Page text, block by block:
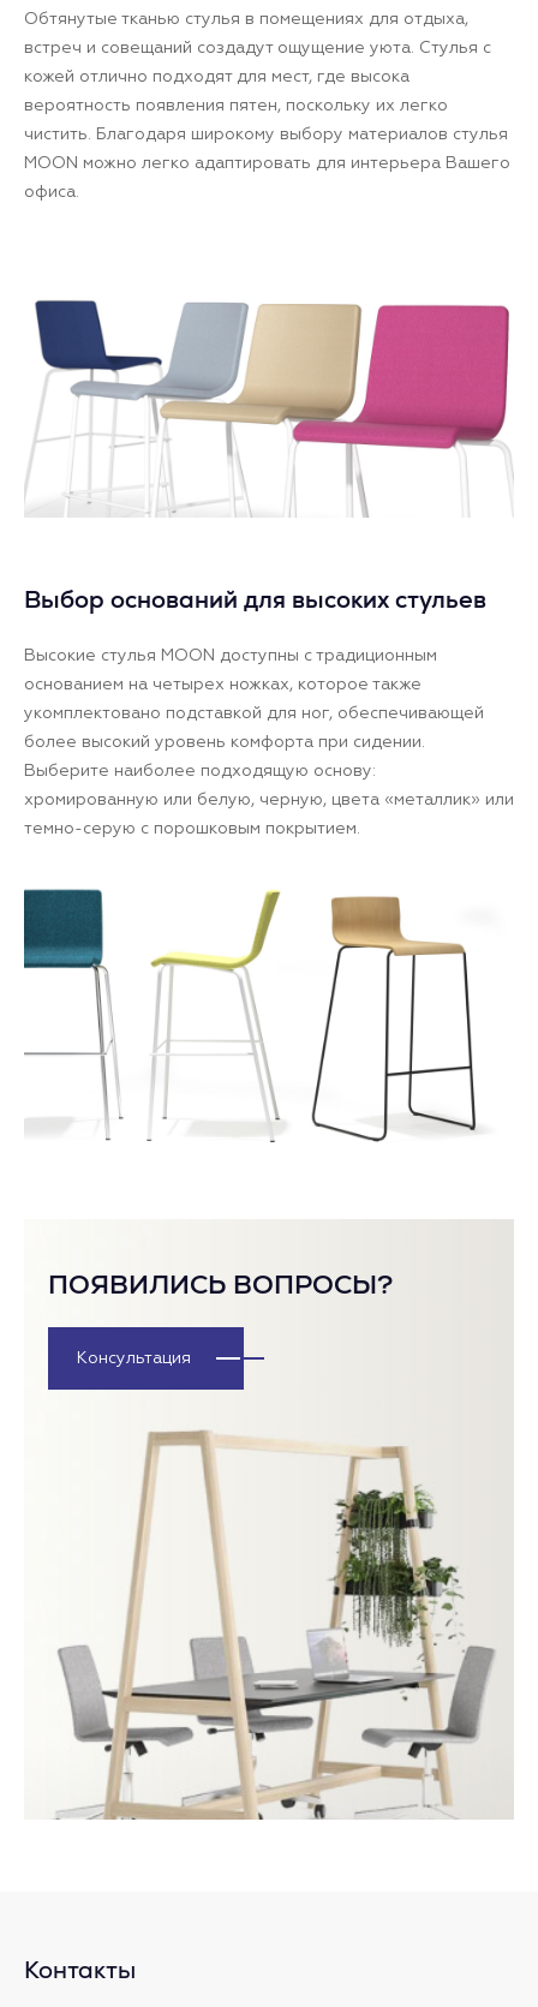
Обтянутые тканью стулья в помещениях для отдыха,
встреч и совещаний создадут ощущение уюта. Стулья с
кожей отлично подходят для мест, где высока
вероятность появления пятен, поскольку их легко
чистить. Благодаря широкому выбору материалов стулья
MOON можно легко адаптировать для интерьера Вашего
офиса.
Выбор оснований для высоких стульев
Высокие стулья MOON доступны с традиционным
основанием на четырех ножках, которое также
укомплектовано подставкой для ног, обеспечивающей
более высокий уровень комфорта при сидении.
Выберите наиболее подходящую основу:
хромированную или белую, черную, цвета «металлик» или
темно-серую с порошковым покрытием.
ПОЯВИЛИСЬ ВОПРОСЫ?
Консультация
Контакты